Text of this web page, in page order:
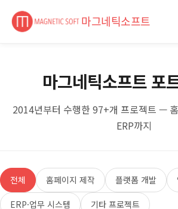
마그네틱소프트
마그네틱소프트 포
2014년부터 수행한 97+개 프로젝트 —
ERP까지
전체 홈페이지 제작 플랫폼 개발
ERP·업무 시스템 기타 프로젝트